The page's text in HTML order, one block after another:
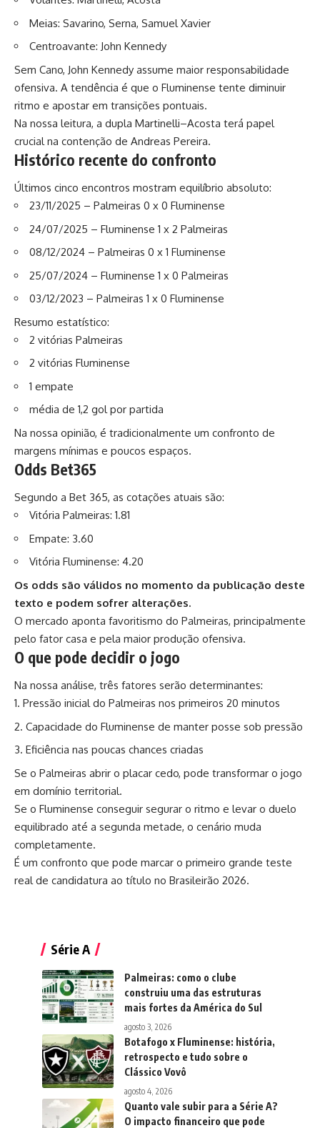
Meias: Savarino, Serna, Samuel Xavier
Centroavante: John Kennedy
Sem Cano, John Kennedy assume maior responsabilidade
ofensiva. A tendência é que o Fluminense tente diminuir
ritmo e apostar em transições pontuais.
Na nossa leitura, a dupla Martinelli–Acosta terá papel
crucial na contenção de Andreas Pereira.
Histórico recente do confronto
Últimos cinco encontros mostram equilíbrio absoluto:
23/11/2025 – Palmeiras 0 x 0 Fluminense
24/07/2025 – Fluminense 1 x 2 Palmeiras
08/12/2024 – Palmeiras 0 x 1 Fluminense
25/07/2024 – Fluminense 1 x 0 Palmeiras
03/12/2023 – Palmeiras 1 x 0 Fluminense
Resumo estatístico:
2 vitórias Palmeiras
2 vitórias Fluminense
1 empate
média de 1,2 gol por partida
Na nossa opinião, é tradicionalmente um confronto de
margens mínimas e poucos espaços.
Odds Bet365
Segundo a Bet 365, as cotações atuais são:
Vitória Palmeiras: 1.81
Empate: 3.60
Vitória Fluminense: 4.20
Os odds são válidos no momento da publicação deste
texto e podem sofrer alterações.
O mercado aponta favoritismo do Palmeiras, principalmente
pelo fator casa e pela maior produção ofensiva.
O que pode decidir o jogo
Na nossa análise, três fatores serão determinantes:
Pressão inicial do Palmeiras nos primeiros 20 minutos
Capacidade do Fluminense de manter posse sob pressão
Eficiência nas poucas chances criadas
Se o Palmeiras abrir o placar cedo, pode transformar o jogo
em domínio territorial.
Se o Fluminense conseguir segurar o ritmo e levar o duelo
equilibrado até a segunda metade, o cenário muda
completamente.
É um confronto que pode marcar o primeiro grande teste
real de candidatura ao título no Brasileirão 2026.
Série A
Palmeiras: como o clube
construiu uma das estruturas
mais fortes da América do Sul
agosto 3, 2026
Botafogo x Fluminense: história,
retrospecto e tudo sobre o
Clássico Vovô
agosto 4, 2026
Quanto vale subir para a Série A?
O impacto financeiro que pode